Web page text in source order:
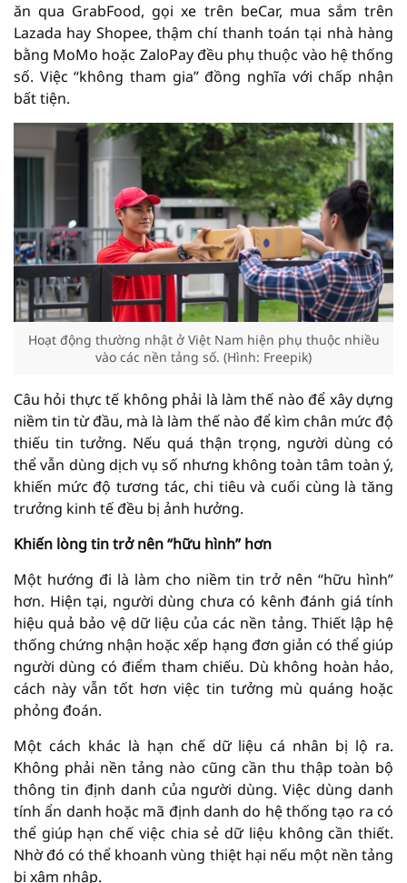
ăn qua GrabFood, gọi xe trên beCar, mua sắm trên
Lazada hay Shopee, thậm chí thanh toán tại nhà hàng
bằng MoMo hoặc ZaloPay đều phụ thuộc vào hệ thống
số. Việc “không tham gia” đồng nghĩa với chấp nhận
bất tiện.
Hoạt động thường nhật ở Việt Nam hiện phụ thuộc nhiều
vào các nền tảng số. (Hình: Freepik)
Câu hỏi thực tế không phải là làm thế nào để xây dựng
niềm tin từ đầu, mà là làm thế nào để kìm chân mức độ
thiếu tin tưởng. Nếu quá thận trọng, người dùng có
thể vẫn dùng dịch vụ số nhưng không toàn tâm toàn ý,
khiến mức độ tương tác, chi tiêu và cuối cùng là tăng
trưởng kinh tế đều bị ảnh hưởng.
Khiến lòng tin trở nên “hữu hình” hơn
Một hướng đi là làm cho niềm tin trở nên “hữu hình”
hơn. Hiện tại, người dùng chưa có kênh đánh giá tính
hiệu quả bảo vệ dữ liệu của các nền tảng. Thiết lập hệ
thống chứng nhận hoặc xếp hạng đơn giản có thể giúp
người dùng có điểm tham chiếu. Dù không hoàn hảo,
cách này vẫn tốt hơn việc tin tưởng mù quáng hoặc
phỏng đoán.
Một cách khác là hạn chế dữ liệu cá nhân bị lộ ra.
Không phải nền tảng nào cũng cần thu thập toàn bộ
thông tin định danh của người dùng. Việc dùng danh
tính ẩn danh hoặc mã định danh do hệ thống tạo ra có
thể giúp hạn chế việc chia sẻ dữ liệu không cần thiết.
Nhờ đó có thể khoanh vùng thiệt hại nếu một nền tảng
bị xâm nhập.